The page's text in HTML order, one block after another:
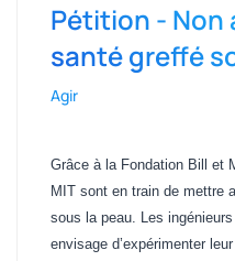
Pétition - Non
santé greffé
Agir
Grâce à la Fondation Bill et
MIT sont en train de mettre
sous la peau. Les
envisage d’expérimenter